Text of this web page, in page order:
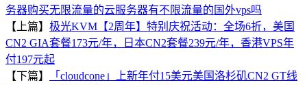
务器购买无限流量的云服务器有不限流量的国外vps吗
【上篇】 极光KVM【2周年】特别庆祝活动：全场6折，美国
CN2 GIA套餐173元/年，日本CN2套餐239元/年，香港VPS年
付197元起
【下篇】
「cloudcone」上新年付15美元美国洛杉矶CN2 GT线